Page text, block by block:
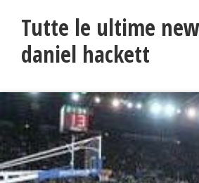
Tutte le ultime
daniel hackett